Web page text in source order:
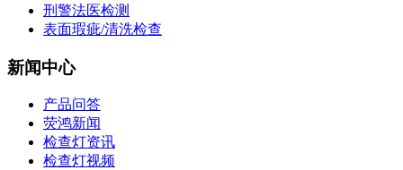
刑警法医检测
表面瑕疵/清洗检查
新闻中心
产品问答
荧鸿新闻
检查灯资讯
检查灯视频